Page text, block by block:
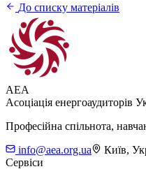
До списку матеріалів
AEA
Асоціація енергоаудиторів
Професійна спільнота,
info@aea.org.ua
Київ,
Сервіси